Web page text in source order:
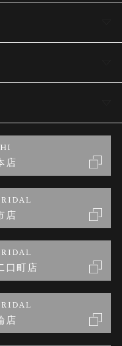
約指輪
ズプラン
店
店
口町店
店